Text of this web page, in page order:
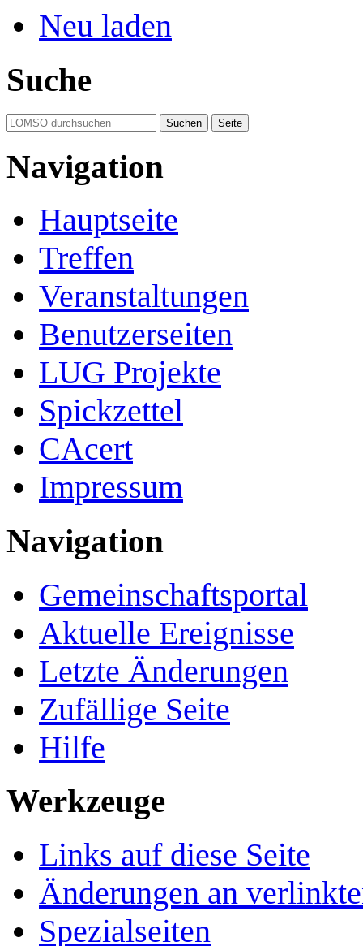
Neu laden
Suche
Navigation
Hauptseite
Treffen
Veranstaltungen
Benutzerseiten
LUG Projekte
Spickzettel
CAcert
Impressum
Navigation
Gemeinschafts­portal
Aktuelle Ereignisse
Letzte Änderungen
Zufällige Seite
Hilfe
Werkzeuge
Links auf diese Seite
Änderungen an
Spezialseiten